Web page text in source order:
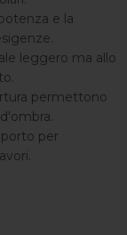
e la
leggero ma allo
permettono
per